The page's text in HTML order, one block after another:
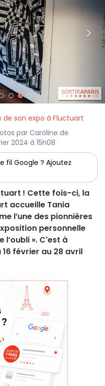
>
de son expo à Fluctuart
par Caroline de
2024 à 15h08
fil Google ? Ajoutez
! Cette fois-ci, la
accueille Tania
l’une des pionnières
personnelle
l’oubli ». C'est à
février au 28 avril